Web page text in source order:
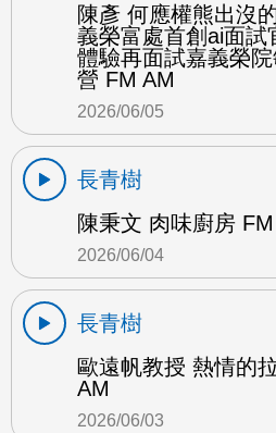
陳彥 何應權熊出沒
義榮富處首創ai面試
體驗再面試嘉義榮
營 FM AM
2026/06/05
長青樹
陳秉文 肉味廚房
2026/06/04
長青樹
歐遠帆教授 熱情的
AM
2026/06/03